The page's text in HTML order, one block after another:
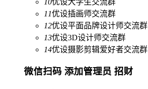
11优设插画师交流群
12优设平面品牌设计师交流群
13优设3D设计师交流群
14优设摄影剪辑爱好者交流群
微信扫码 添加管理员 招财